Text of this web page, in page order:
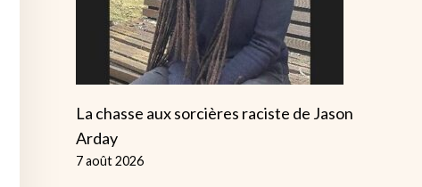
La chasse aux sorcières raciste de Jason
Arday
7 août 2026